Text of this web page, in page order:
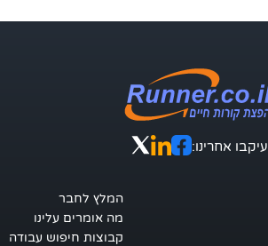
עיקבו אחרינו:
המלץ לחבר
מה אומרים עלינו
קבוצות חיפוש עבודה